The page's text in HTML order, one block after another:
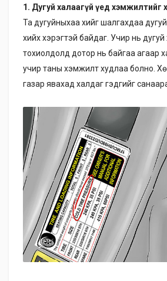
1. Дугуй халаагүй үед хэмжилтийг
Та дугуйныхаа хийг шалгахдаа
хийх хэрэгтэй байдаг. Учир нь дугуй
тохиолдолд дотор нь байгаа агаар
учир таны хэмжилт худлаа болно.
газар явахад халдаг гэдгийг